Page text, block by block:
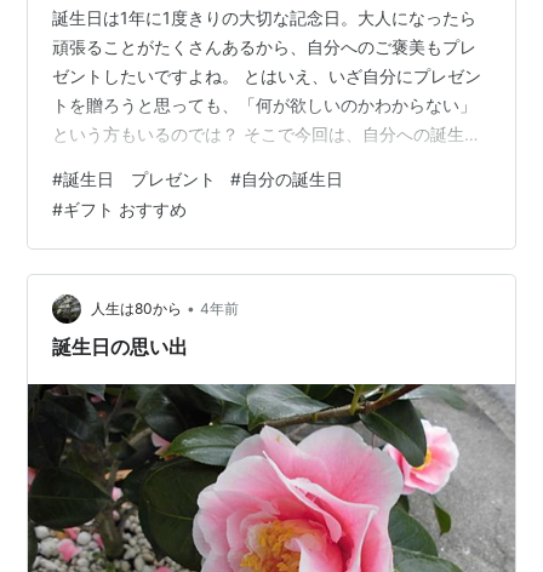
誕生日は1年に1度きりの大切な記念日。大人になったら
頑張ることがたくさんあるから、自分へのご褒美もプレ
ゼントしたいですよね。 とはいえ、いざ自分にプレゼン
トを贈ろうと思っても、「何が欲しいのかわからない」
という方もいるのでは？ そこで今回は、自分への誕生日
たくさんピックアップしたので、ぜひお気に入りを見つ
けてくださいね。 ▼男性向けのギフトはこちら 美容家電
お肌のケアに。フェイススチーマー キラキラでかわい
い！ヤーマン スチームが気持ちいい。パナソニック まつ
げがキレイにカールする！ホットビューラー セパレート
まつげが作れる！まつげくるん 白…
#誕生日 プレゼント #自分の誕生日
#ギフト おすすめ
人生は80から • 4年前
誕生日の思い出